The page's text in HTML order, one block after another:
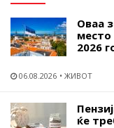
Оваа
место
2026
06.08.2026 ЖИВОТ
ќе